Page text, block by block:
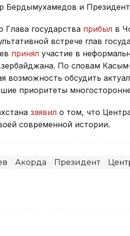
Бердымухамедов и
Глава государства прибыл в
встрече глав
принял участие в
По словам
возможность обсудить
приоритеты
заявил о том, что
современной истории.
Акорда Президент